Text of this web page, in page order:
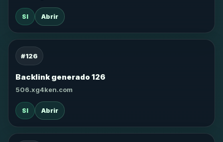
SI Abrir
#126
Backlink generado 126
506.xg4ken.com
SI Abrir